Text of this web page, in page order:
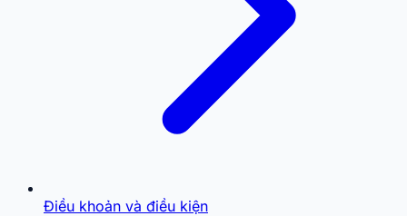
Điều khoản và điều kiện